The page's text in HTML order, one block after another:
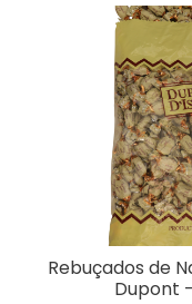
Rebuçados de
Dupont